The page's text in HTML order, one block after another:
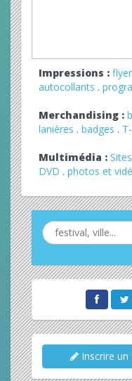
Impressions :
autocollants .
Merchandising :
lanières . badges .
Multimédia :
DVD . photos et
Inscrire un